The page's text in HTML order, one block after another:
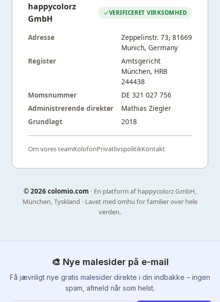
happycolorz
GmbH
VERIFICERET VIRKSOMHED
Adresse
Zeppelinstr. 73, 81669
Munich, Germany
Register
Amtsgericht
München, HRB
244438
Momsnummer
DE 321 027 756
Administrerende direktør
Mathias Ziegler
Grundlagt
2018
Om vores teamKolofonPrivatlivspolitikKontakt
©2026 colomio.com · En platform af happycolorz GmbH,
München, Tyskland · Lavet med omhu for familier over hele
verden.
🎨 Nye malesider på e-mail
Få jævnligt nye gratis malesider direkte i din indbakke – ingen
spam, afmeld når som helst.